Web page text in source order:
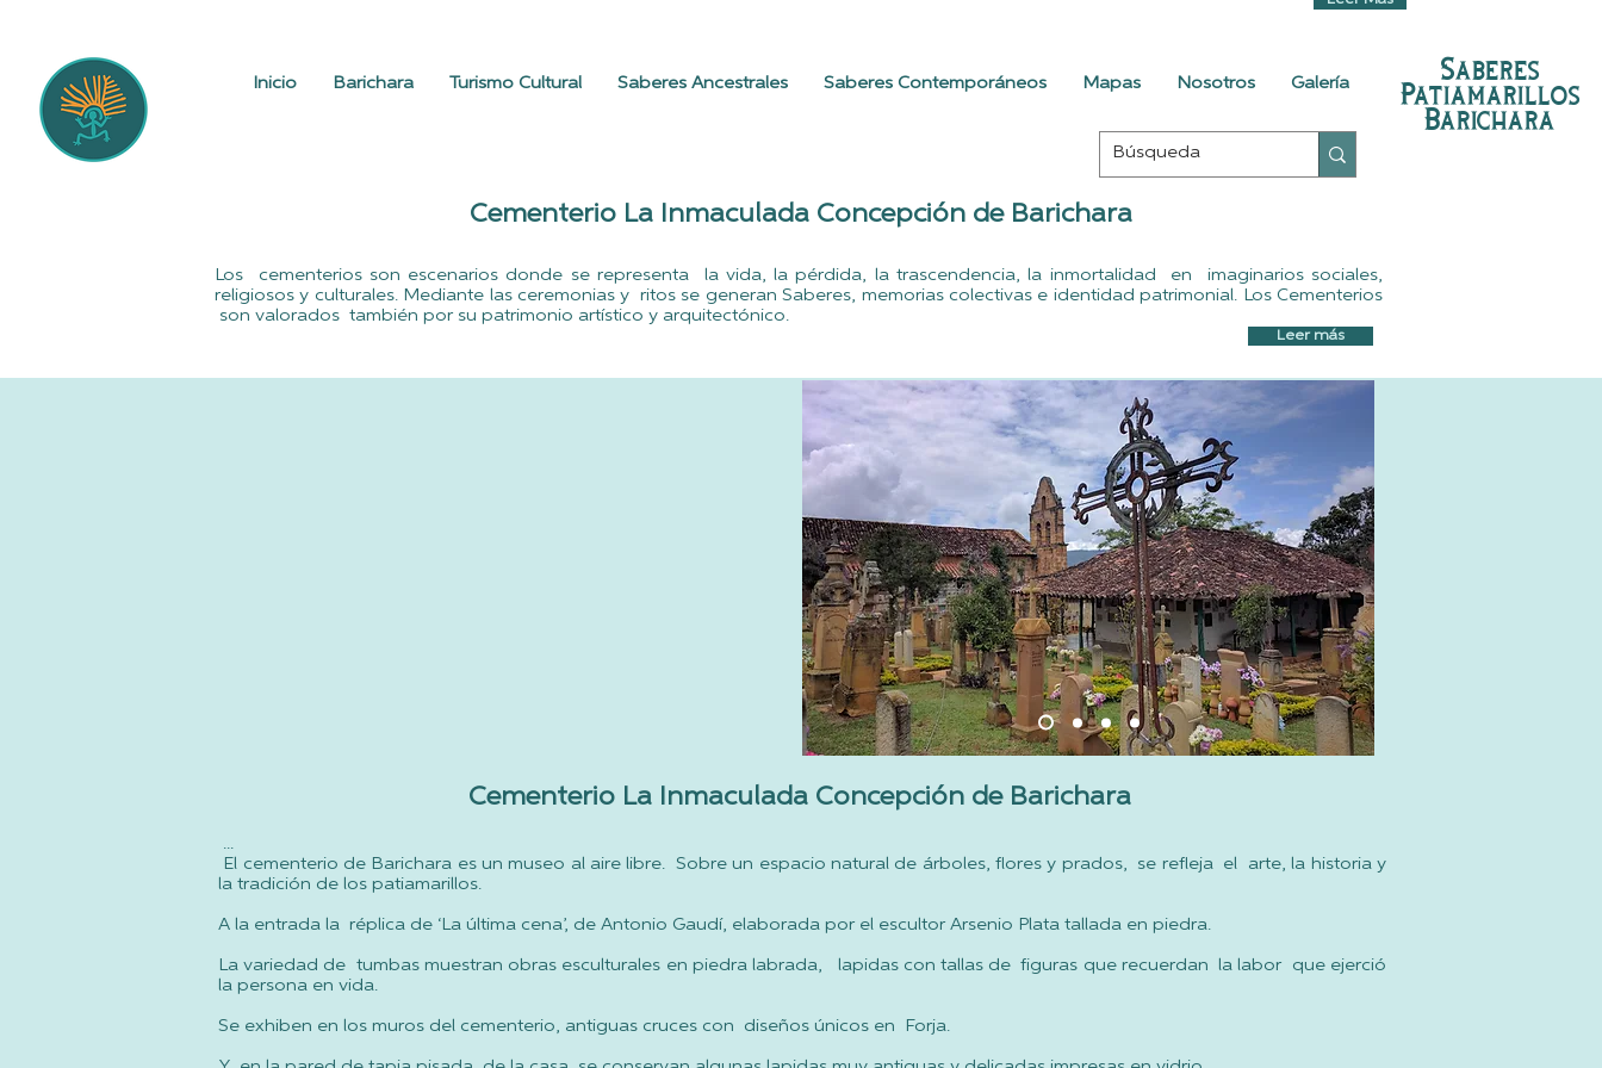
Inicio Barichara Turismo Cultural Saberes Ancestrales Saberes Contemporáneos Mapas Nosotros Galería Saberes
Patiamarillos
Barichara
Cementerio La Inmaculada Concepción de Barichara
Los cementerios son escenarios donde se representa la vida, la pérdida, la trascendencia, la inmortalidad en imaginarios sociales,
religiosos y culturales. Mediante las ceremonias y ritos se generan Saberes, memorias colectivas e identidad patrimonial. Los Cementerios
son valorados también por su patrimonio artístico y arquitectónico.
Leer más
Cementerio La Inmaculada Concepción de Barichara
...
El cementerio de Barichara es un museo al aire libre. Sobre un espacio natural de árboles, flores y prados, se refleja el arte, la historia y
la tradición de los patiamarillos.
A la entrada la réplica de ‘La última cena’, de Antonio Gaudí, elaborada por el escultor Arsenio Plata tallada en piedra.
La variedad de tumbas muestran obras esculturales en piedra labrada, lapidas con tallas de figuras que recuerdan la labor que ejerció
la persona en vida.
Se exhiben en los muros del cementerio, antiguas cruces con diseños únicos en Forja.